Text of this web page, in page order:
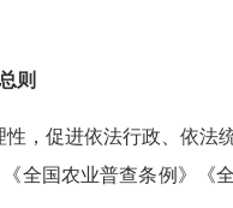
则
促进依法行政、依法
全国农业普查条例》《